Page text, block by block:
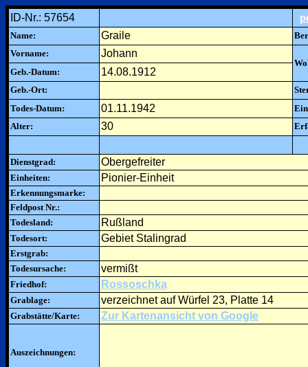
ID-Nr.: 57654
Name: Graile
Vorname:
Johann
Geb.-Datum:
14.08.1912
Geb.-Ort:
Todes-Datum:
01.11.1942
Alter:
30
Dienstgrad: Obergefreiter
Einheiten: Pionier-Einheit
Erkennungsmarke:
Feldpost Nr.:
Todesland:
Rußland
Todesort: Gebiet Stalingrad
Erstgrab:
Todesursache:
vermißt
Friedhof: Rossoschka
Grablage: verzeichnet auf Würfel 23, Platte 14
Grabstätte/Karte: Zur Kartenansicht von Google
Auszeichnungen: